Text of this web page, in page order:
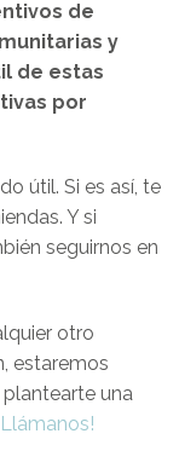
de
y
de estas
por
útil. Si es así, te
Y si
seguirnos en
otro
estaremos
una